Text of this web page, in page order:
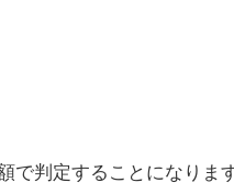
判定することになります